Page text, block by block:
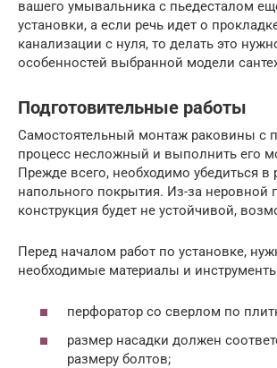
вашего умывальника с пьедесталом
установки, а если речь идет о
канализации с нуля, то делать это
особенностей выбранной модели
Подготовительные работы
Самостоятельный монтаж раковины с
процесс несложный и выполнить его
Прежде всего, необходимо убедиться в
напольного покрытия. Из-за неровной
конструкция будет не устойчивой,
Перед началом работ по установке,
необходимые материалы и
перфоратор со сверлом по
размер насадки должен
размеру болтов;